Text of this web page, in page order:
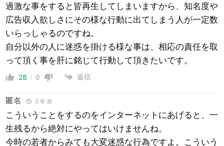
過激な事をすると皆再生してしまいますから、知名度や
広告収入欲しさにその様な行動に出てしまう人が一定数
いらっしゃるのですね。
自分以外の人に迷惑を掛ける様な事は、相応の責任を取
って頂く事を肝に銘じて行動して頂きたいです。
28 0 返信
匿名 3 年 前
こういうことをするのをインターネットにあげると、一
生残るから絶対にやってはいけませんね。
今時の若者からみても大変迷惑な行為ですよ。こういう